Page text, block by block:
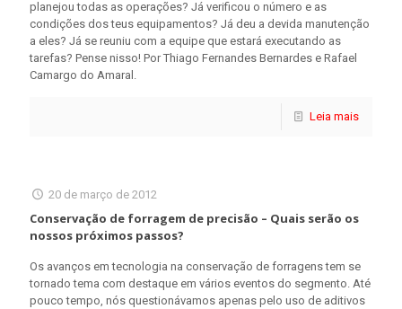
planejou todas as operações? Já verificou o número e as
condições dos teus equipamentos? Já deu a devida manutenção
a eles? Já se reuniu com a equipe que estará executando as
tarefas? Pense nisso! Por Thiago Fernandes Bernardes e Rafael
Camargo do Amaral.
Leia mais
20 de março de 2012
Conservação de forragem de precisão – Quais serão os
nossos próximos passos?
Os avanços em tecnologia na conservação de forragens tem se
tornado tema com destaque em vários eventos do segmento. Até
pouco tempo, nós questionávamos apenas pelo uso de aditivos